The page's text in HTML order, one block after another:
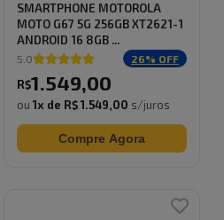
SMARTPHONE MOTOROLA
MOTO G67 5G 256GB XT2621-1
ANDROID 16 8GB ...
5.0 26% OFF
R$1.549,00
ou1x de R$ 1.549,00 s/juros
Compre Agora